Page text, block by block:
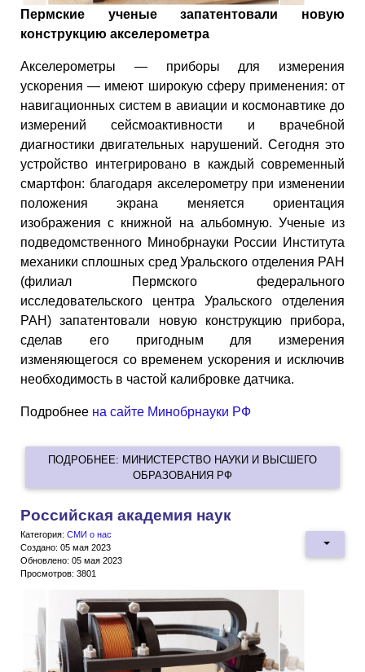
Пермские ученые запатентовали новую
конструкцию акселерометра
Акселерометры — приборы для измерения
ускорения — имеют широкую сферу применения: от
навигационных систем в авиации и космонавтике до
измерений сейсмоактивности и врачебной
диагностики двигательных нарушений. Сегодня это
устройство интегрировано в каждый современный
смартфон: благодаря акселерометру при изменении
положения экрана меняется ориентация
изображения с книжной на альбомную. Ученые из
подведомственного Минобрнауки России Института
механики сплошных сред Уральского отделения РАН
(филиал Пермского федерального
исследовательского центра Уральского отделения
РАН) запатентовали новую конструкцию прибора,
сделав его пригодным для измерения
изменяющегося со временем ускорения и исключив
необходимость в частой калибровке датчика.
Подробнее на сайте Минобрнауки РФ
ПОДРОБНЕЕ: МИНИСТЕРСТВО НАУКИ И ВЫСШЕГО
ОБРАЗОВАНИЯ РФ
Российская академия наук
Категория: СМИ о нас
Создано: 05 мая 2023
Обновлено: 05 мая 2023
Просмотров: 3801